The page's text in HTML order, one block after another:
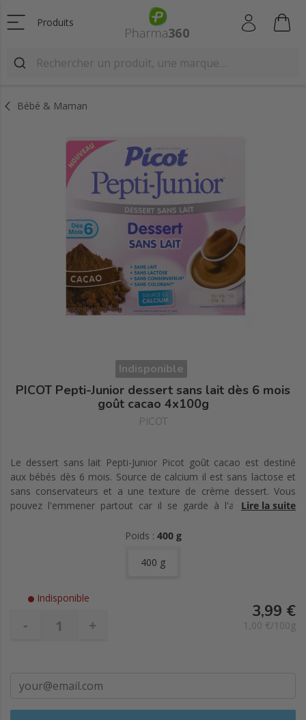
Produits
Bébé & Maman
Indisponible
PICOT Pepti-Junior dessert sans lait dès 6 mois
goût cacao 4x100g
PICOT
Le dessert sans lait Pepti-Junior Picot goût cacao est destiné
aux bébés dès 6 mois. Source de calcium il est sans lactose et
sans conservateurs et a une texture de crème dessert. Vous
pouvez l'emmener partout car il se garde à l'air ambiant et
Lire la suite
Poids : 400 g
400 g
Indisponible
- +
3,99 €
1,00 €/100g